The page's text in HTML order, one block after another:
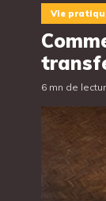
Vie
6 mn de